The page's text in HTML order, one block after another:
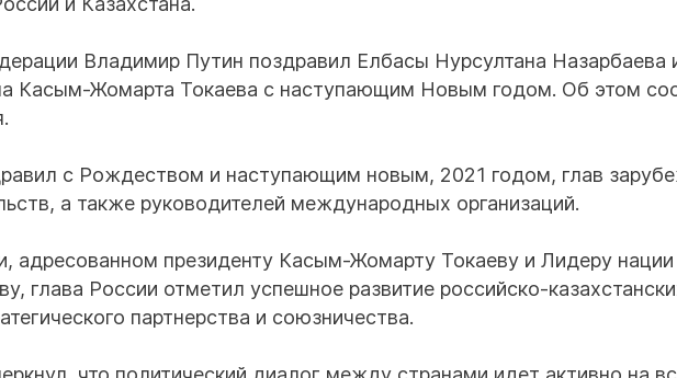
Владимир Путин поздравил Елбасы Нурсултана Назарбаева
Касым-Жомарта Токаева с наступающим Новым годом. Об этом
с Рождеством и наступающим новым, 2021 годом, глав
а также руководителей международных организаций.
адресованном президенту Касым-Жомарту Токаеву и Лидеру нации
глава России отметил успешное развитие российско-
партнерства и союзничества.